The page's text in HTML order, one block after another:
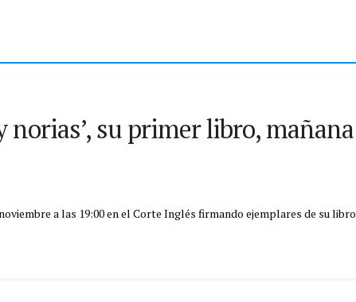
norias’, su primer libro, mañana
a las 19:00 en el Corte Inglés firmando ejemplares de su libro